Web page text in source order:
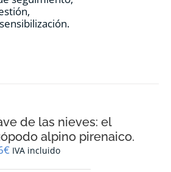
de las nieves: el
alpino pirenaico.
€ IVA incluido